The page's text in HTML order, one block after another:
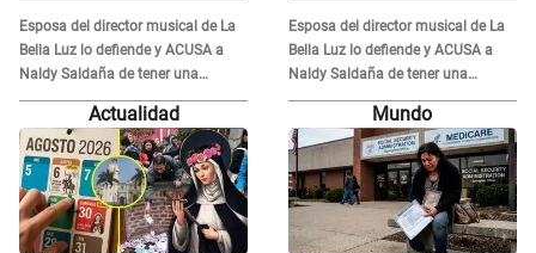
Esposa del director musical de La
Bella Luz lo defiende y ACUSA a
Naldy Saldaña de tener una
relación con él y otros integrantes
Esposa del director musical de La
Bella Luz lo defiende y ACUSA a
Naldy Saldaña de tener una
relación con él y otros integrantes
Actualidad Mundo